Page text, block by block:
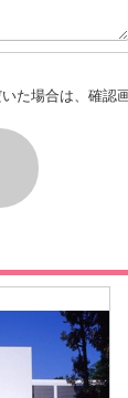
た場合は、確認